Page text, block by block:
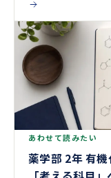
あわせて読みたい
薬学部 2年 有
「考える科目